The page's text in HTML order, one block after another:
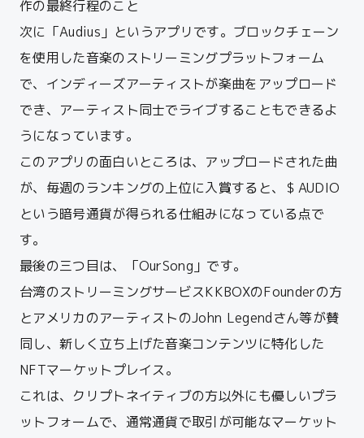
作の最終行程のこと
次に「Audius」というアプリです。 ブロックチェーン
を使用した音楽のストリーミングプラットフォーム
で、インディーズアーティストが楽曲をアップロード
でき、アーティスト同士でライブすることもできるよ
うになっています。
このアプリの面白いところは、アップロードされた曲
が、 毎週のランキングの上位に入賞すると、＄ AUDIO
という暗号通貨が得られる仕組みになっている点で
す。
最後の三つ目は、「OurSong」です。
台湾のストリーミングサービスKKBOXのFounderの方
とアメリカのアーティストのJohn Legendさん等が賛
同し、新しく立ち上げた音楽コンテンツに特化した
NFTマーケットプレイス。
これは、クリプトネイティブの方以外にも優しいプラ
ットフォームで、通常通貨で取引が可能なマーケット